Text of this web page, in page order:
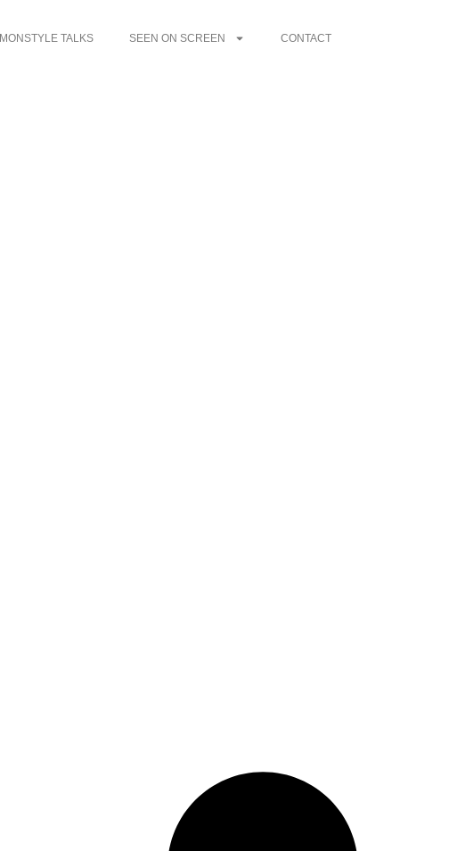
MONSTYLE TALKS SEEN ON SCREEN CONTACT